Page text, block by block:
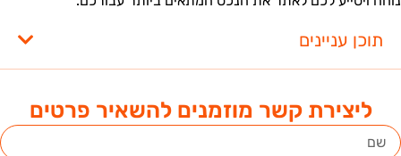
ליצירת קשר מוזמנים להשאיר פרטים
תוכן עניינים